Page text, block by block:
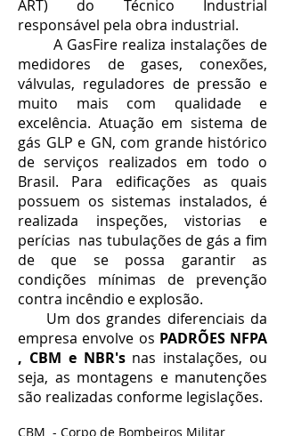
ART) do Técnico Industrial
responsável pela obra industrial.
A GasFire realiza instalações de
medidores de gases, conexões,
válvulas, reguladores de pressão e
muito mais com qualidade e
excelência. Atuação em sistema de
gás GLP e GN, com grande histórico
de serviços realizados em todo o
Brasil. Para edificações as quais
possuem os sistemas instalados, é
realizada inspeções, vistorias e
perícias nas tubulações de gás a fim
de que se possa garantir as
condições mínimas de prevenção
contra incêndio e explosão.
Um dos grandes diferenciais da
empresa envolve os PADRÕES NFPA
, CBM e NBR'snas instalações, ou
seja, as montagens e manutenções
são realizadas conforme legislações.
CBM - Corpo de Bombeiros Militar